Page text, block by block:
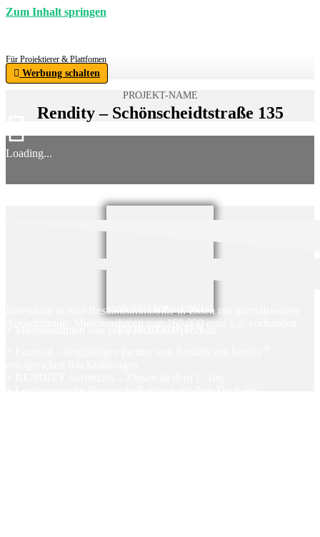
Zum Inhalt springen
Für Projektierer & Plattfomen
Werbung schalten
PROJEKT-NAME
Rendity – Schönscheidtstraße 135
Loading...
Investition in eine Bestandsimmobilie in Essen mit quartalsweiser
Ausschüttung. Mieteinnahmen von 160.000 euro p.a. vorhanden.